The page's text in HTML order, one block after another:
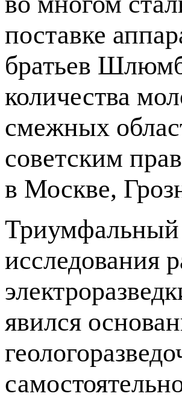
поставке
братьев
количества
смежных
советским
в Москве,
Триумфальный
исследования
явился